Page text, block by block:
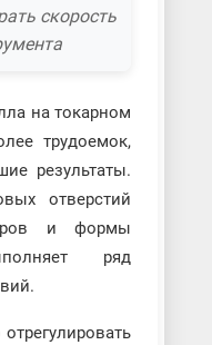
скорость
на токарном
трудоемок,
результаты.
отверстий
и формы
ряд